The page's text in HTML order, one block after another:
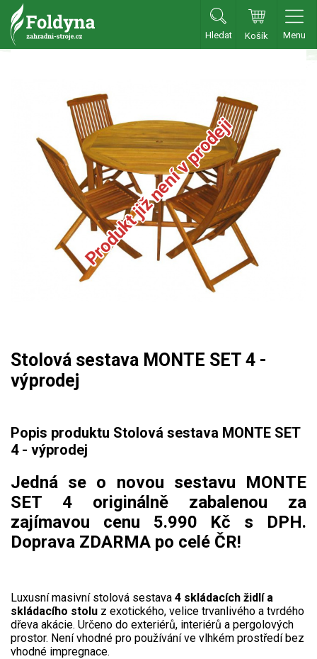
Hledat Košík Menu
Zahradní traktory
Zahradní ridery
Aku traktory
Příslušenství
Benzínové sekačky
Akumulátorové sekačky
Křovinořezy a vyžínače
Aku křovinořezy a vyžínače
Motorové pily
Benzínové pily
Aku pily
Elektrické pily
Vyvětvovací pily
AKU zahradní technika
Produkt již není v prodeji
Stolová sestava MONTE SET 4 -
výprodej
Popis produktu Stolová sestava MONTE SET
4 - výprodej
Jedná se o novou sestavu MONTE
SET 4 originálně zabalenou za
zajímavou cenu 5.990 Kč s DPH.
Doprava ZDARMA po celé ČR!
Luxusní masivní stolová sestava 4 skládacích židlí a
skládacího stolu z exotického, velice trvanlivého a tvrdého
dřeva akácie. Určeno do exteriérů, interiérů a pergolových
prostor. Není vhodné pro používání ve vlhkém prostředí bez
vhodné impregnace.